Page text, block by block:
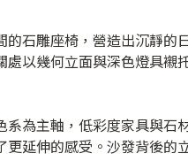
石雕座椅，營造出沉靜的
以幾何立面與深色燈具襯
系為主軸，低彩度家具與石
更延伸的感受。沙發背後的